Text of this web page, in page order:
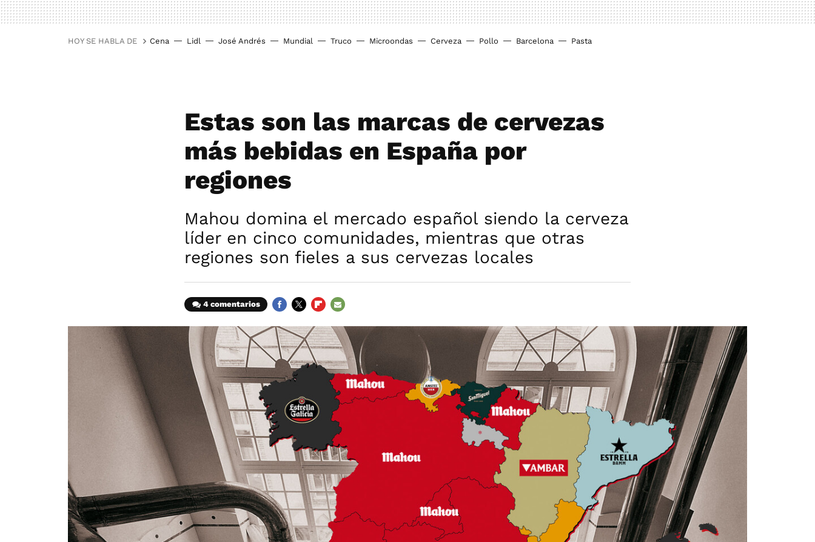
HOY SE HABLA DE Cena Lidl José Andrés Mundial Truco Microondas Cerveza Pollo Barcelona Pasta
Estas son las marcas de cervezas
más bebidas en España por
regiones
Mahou domina el mercado español siendo la cerveza
líder en cinco comunidades, mientras que otras
regiones son fieles a sus cervezas locales
4 comentarios
MAIL